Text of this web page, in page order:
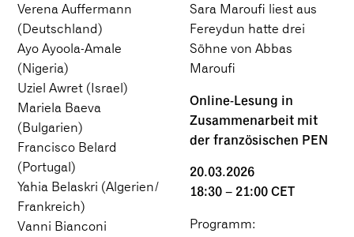
Verena Auffermann
(Deutschland)
Ayo Ayoola-Amale
(Nigeria)
Uziel Awret (Israel)
Mariela Baeva
(Bulgarien)
Francisco Belard
(Portugal)
Yahia Belaskri (Algerien/
Frankreich)
Vanni Bianconi
Sara Maroufi liest aus
Fereydun hatte drei
Söhne von Abbas
Maroufi
Online-Lesung in
Zusammenarbeit mit
der französischen PEN
20.03.2026
18:30 – 21:00 CET
Programm: